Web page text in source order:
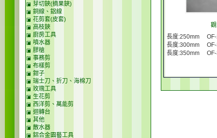
長度:250mm OF-
長度:300mm OF-
長度:350mm OF-
芽切鋏(摘果鋏)
銅線、鋁線
花剪套(皮套)
高枝鋏
廚房工具
噴水器
膠槍
事務剪
布樣剪
鉗子
瑞士刀、折刀、海棉刀
玫瑰工具
生花剪
西洋剪、萬能剪
迴轉台
其他
散水器
鋁合金園藝工具